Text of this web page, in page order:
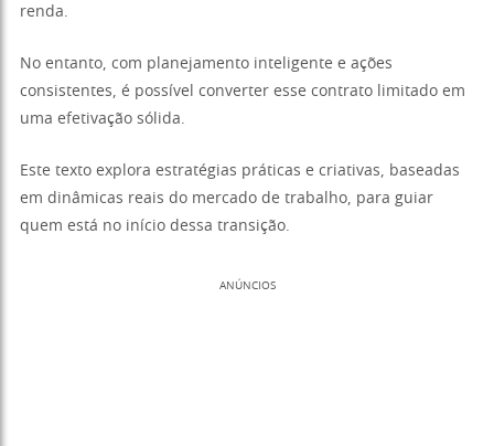
renda.
No entanto, com planejamento inteligente e ações
consistentes, é possível converter esse contrato limitado em
uma efetivação sólida.
Este texto explora estratégias práticas e criativas, baseadas
em dinâmicas reais do mercado de trabalho, para guiar
quem está no início dessa transição.
ANÚNCIOS